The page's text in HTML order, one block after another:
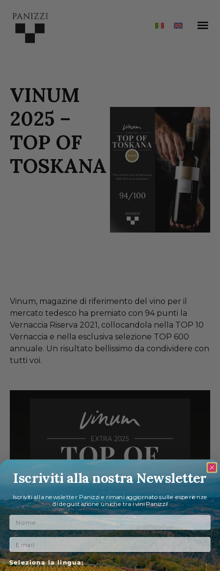
VINUM
2025 –
TOP OF
TOSKANA
Vinum, magazine di riferimento del vino per il
mercato tedesco ha premiato con 94 punti la
Vernaccia Riserva 2021, collocandola nella TOP 10
Vernaccia e nella esclusiva selezione TOP 600
annuale. Un risultato bellissimo da condividere con
tutti voi.
Iscriviti alla nostra Newsletter
Iscriviti alla newsletter Panizzi e rimani aggiornato sulle esperienze
di degustazione uniche tra i vini Panizzi!
Nome
Email
Seleziona la lingua: